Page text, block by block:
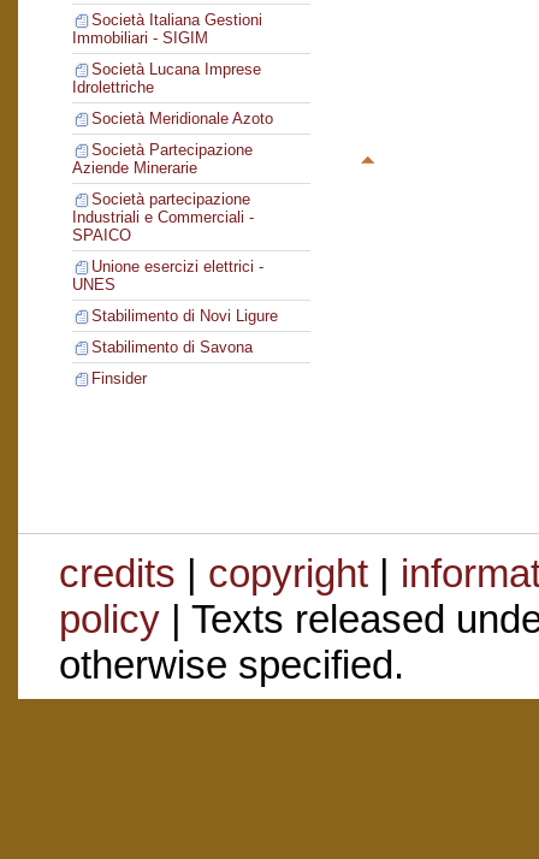
Società Italiana Gestioni
Immobiliari - SIGIM
Società Lucana Imprese
Idrolettriche
Società Meridionale Azoto
Società Partecipazione
Aziende Minerarie
Società partecipazione
Industriali e Commerciali -
SPAICO
Unione esercizi elettrici -
UNES
Stabilimento di Novi Ligure
Stabilimento di Savona
Finsider
credits | copyright|
policy| Texts released
otherwise specified.